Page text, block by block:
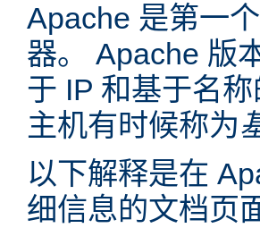
Apache 是第一
器。 Apache 版
于 IP 和基于名
主机有时候称为
以下解释是在
细信息的文档页